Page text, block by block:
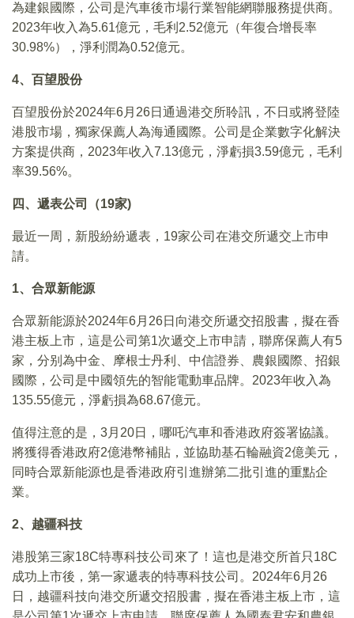
為建銀國際，公司是汽車後市場行業智能網聯服務提供商。
2023年收入為5.61億元，毛利2.52億元（年復合增長率
30.98%），淨利潤為0.52億元。
4、百望股份
百望股份於2024年6月26日通過港交所聆訊，不日或將登陸
港股市場，獨家保薦人為海通國際。公司是企業數字化解決
方案提供商，2023年收入7.13億元，淨虧損3.59億元，毛利
率39.56%。
四、遞表公司（19家)
最近一周，新股紛紛遞表，19家公司在港交所遞交上市申
請。
1、合眾新能源
合眾新能源於2024年6月26日向港交所遞交招股書，擬在香
港主板上市，這是公司第1次遞交上市申請，聯席保薦人有5
家，分别為中金、摩根士丹利、中信證券、農銀國際、招銀
國際，公司是中國領先的智能電動車品牌。2023年收入為
135.55億元，淨虧損為68.67億元。
值得注意的是，3月20日，哪吒汽車和香港政府簽署協議。
將獲得香港政府2億港幣補貼，並協助基石輪融資2億美元，
同時合眾新能源也是香港政府引進辦第二批引進的重點企
業。
2、越疆科技
港股第三家18C特專科技公司來了！這也是港交所首只18C
成功上市後，第一家遞表的特專科技公司。2024年6月26
日，越疆科技向港交所遞交招股書，擬在香港主板上市，這